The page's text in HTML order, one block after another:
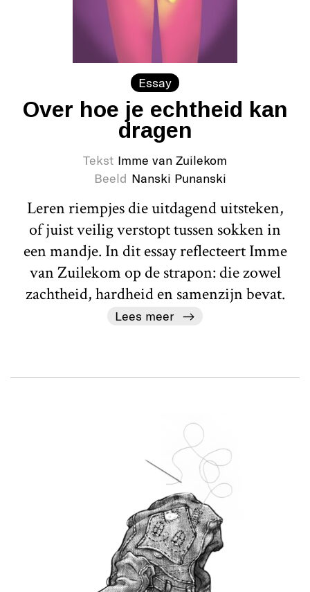
Essay
Over hoe je echtheid kan
dragen
Tekst Imme van Zuilekom
Beeld Nanski Punanski
Leren riempjes die uitdagend uitsteken,
of juist veilig verstopt tussen sokken in
een mandje. In dit essay reflecteert Imme
van Zuilekom op de strapon: die zowel
zachtheid, hardheid en samenzijn bevat.
Lees meer